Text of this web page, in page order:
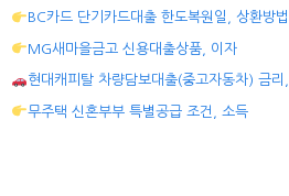
BC카드 단기카드대출 한도복원일, 상환방
MG새마을금고 신용대출상품, 이자
현대캐피탈 차량담보대출(중고자동차) 금
무주택 신혼부부 특별공급 조건, 소득